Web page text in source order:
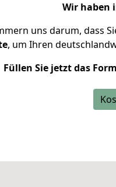
Wir haben
uns darum, dass
, um Ihren
Füllen Sie jetzt das